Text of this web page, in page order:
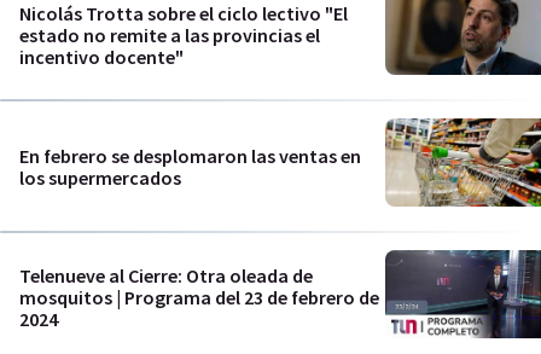
Nicolás Trotta sobre el ciclo lectivo "El
estado no remite a las provincias el
incentivo docente"
En febrero se desplomaron las ventas en
los supermercados
Telenueve al Cierre: Otra oleada de
mosquitos | Programa del 23 de febrero de
2024